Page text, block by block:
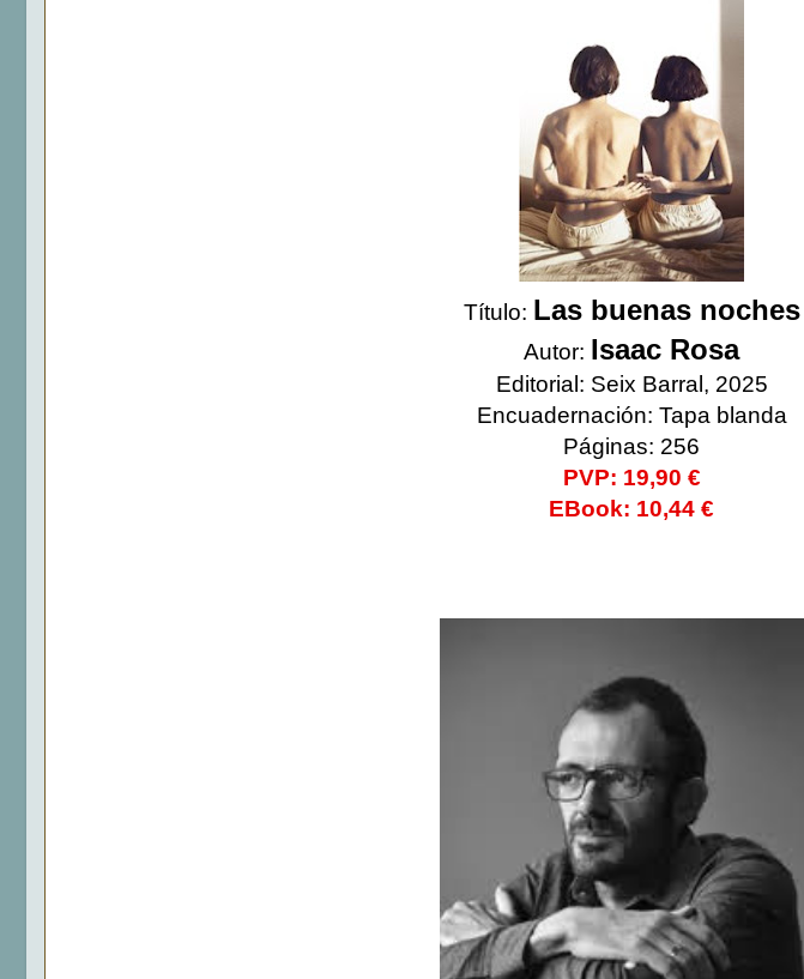
Título: Las buenas noches
Autor: Isaac Rosa
Editorial: Seix Barral, 2025
Encuadernación: Tapa blanda
Páginas: 256
PVP: 19,90 €
EBook: 10,44 €